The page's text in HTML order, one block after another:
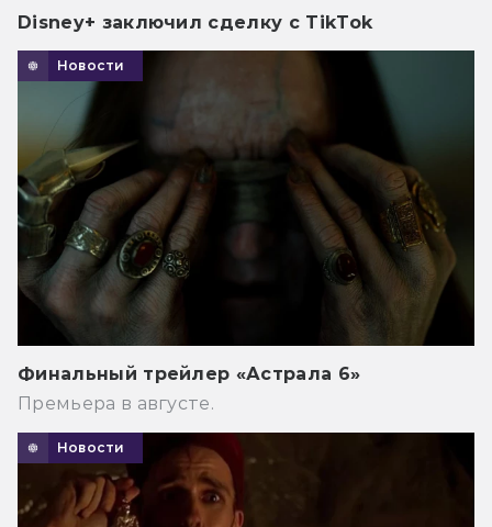
Disney+ заключил сделку с TikTok
Новости
Финальный трейлер «Астрала 6»
Премьера в августе.
Новости